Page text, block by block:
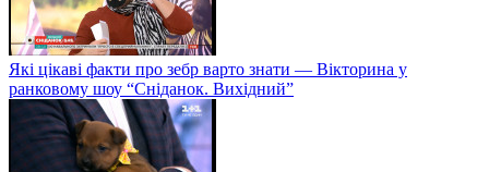
Які цікаві факти про зебр варто знати — Вікторина у
ранковому шоу “Сніданок. Вихідний”